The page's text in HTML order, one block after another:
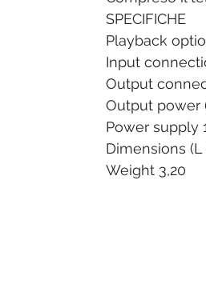
SPECIFICHE
Playback
Input
Output
Output power
Power supply
Dimensions (L
Weight 3,20